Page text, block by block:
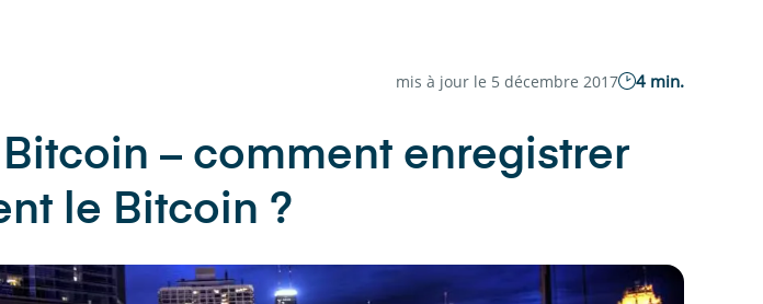
mis à jour le 5 décembre 2017 4 min.
– comment enregistrer
le Bitcoin ?